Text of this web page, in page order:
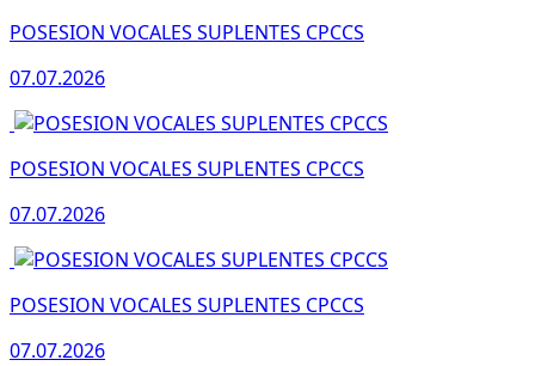
POSESION VOCALES SUPLENTES CPCCS
07.07.2026
POSESION VOCALES SUPLENTES CPCCS
07.07.2026
POSESION VOCALES SUPLENTES CPCCS
07.07.2026